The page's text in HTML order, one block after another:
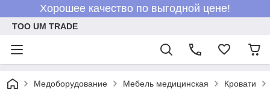
Хорошее качество по выгодной цене!
ТОО UM TRADE
Медоборудование Мебель медицинская Кровати